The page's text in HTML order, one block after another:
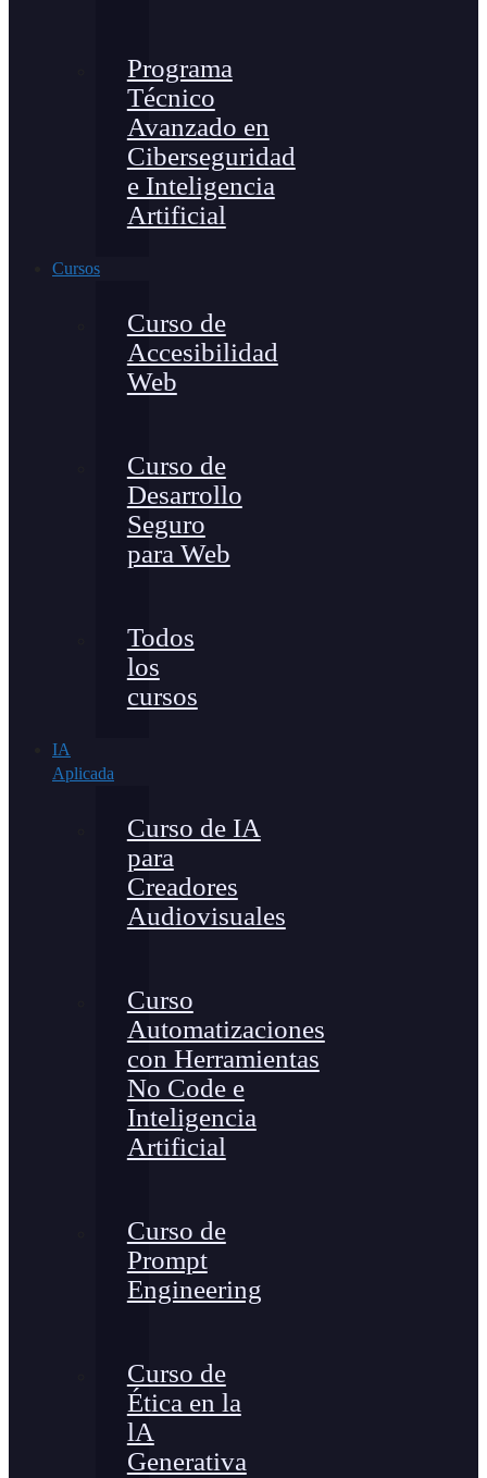
Programa
Técnico
Avanzado en
Ciberseguridad
e Inteligencia
Artificial
Cursos
Curso de
Accesibilidad
Web
Curso de
Desarrollo
Seguro
para Web
Todos
los
cursos
IA
Aplicada
Curso de IA
para
Creadores
Audiovisuales
Curso
Automatizaciones
con Herramientas
No Code e
Inteligencia
Artificial
Curso de
Prompt
Engineering
Curso de
Ética en la
lA
Generativa